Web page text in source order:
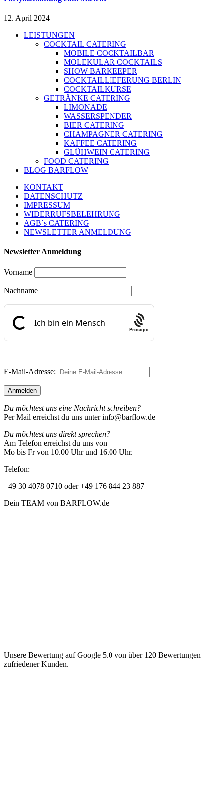
12. April 2024
LEISTUNGEN
COCKTAIL CATERING
MOBILE COCKTAILBAR
MOLEKULAR COCKTAILS
SHOW BARKEEPER
COCKTAILLIEFERUNG BERLIN
COCKTAILKURSE
GETRÄNKE CATERING
LIMONADE
WASSERSPENDER
BIER CATERING
CHAMPAGNER CATERING
KAFFEE CATERING
GLÜHWEIN CATERING
FOOD CATERING
BLOG BARFLOW
KONTAKT
DATENSCHUTZ
IMPRESSUM
WIDERRUFSBELEHRUNG
AGB´s CATERING
NEWSLETTER ANMELDUNG
Newsletter Anmeldung
Vorname
Nachname
Prosopo
E-Mail-Adresse:
Du möchtest uns eine Nachricht schreiben?
Per Mail erreichst du uns unter info@barflow.de
Du möchtest uns direkt sprechen?
Am Telefon erreichst du uns von
Mo bis Fr von 10.00 Uhr und 16.00 Uhr.
Telefon:
+49 30 4078 0710 oder +49 176 844 23 887
Dein TEAM von BARFLOW.de
Unsere Bewertung auf Google 5.0 von über 120 Bewertungen
zufriedener Kunden.